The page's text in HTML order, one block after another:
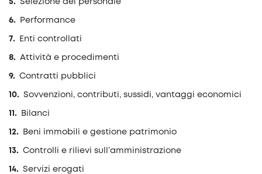
Selezione del personale
Performance
Enti controllati
Attività e procedimenti
Contratti pubblici
Sovvenzioni, contributi, sussidi, vantaggi economici
Bilanci
Beni immobili e gestione patrimonio
Controlli e rilievi sull’amministrazione
Servizi erogati